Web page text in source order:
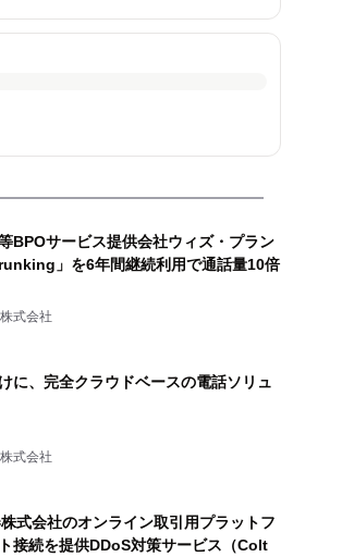
BPOサービス提供会社ウィズ・プラン
」を6年間継続利用で通話量10倍
式会社
に、完全クラウドベースの電話ソリュ
式会社
式会社のオンライン取引用プラットフ
接続を提供DDoS対策サービス（Colt